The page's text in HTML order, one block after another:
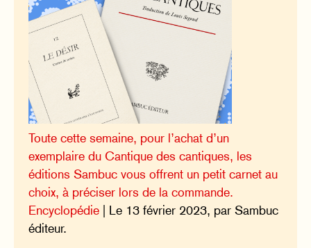
Toute cette semaine, pour l’achat d’un
exemplaire du Cantique des cantiques, les
éditions Sambuc vous offrent un petit carnet au
choix, à préciser lors de la commande.
Encyclopédie | Le 13 février 2023, par Sambuc
éditeur.